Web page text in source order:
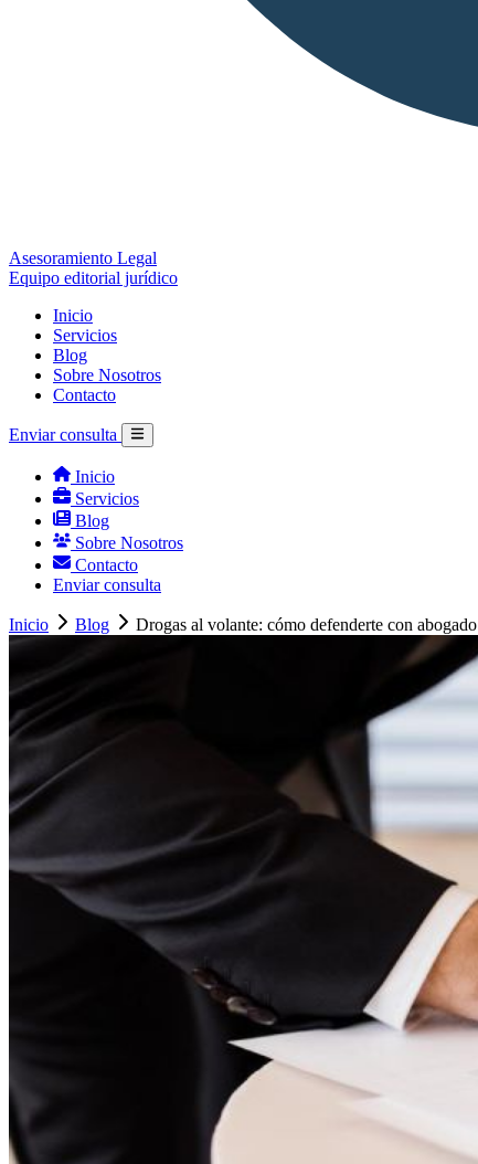
Asesoramiento Legal
Equipo editorial jurídico
Inicio
Servicios
Blog
Sobre Nosotros
Contacto
Enviar consulta
Inicio
Servicios
Blog
Sobre Nosotros
Contacto
Enviar consulta
Inicio Blog Drogas al volante: cómo defenderte con abogado